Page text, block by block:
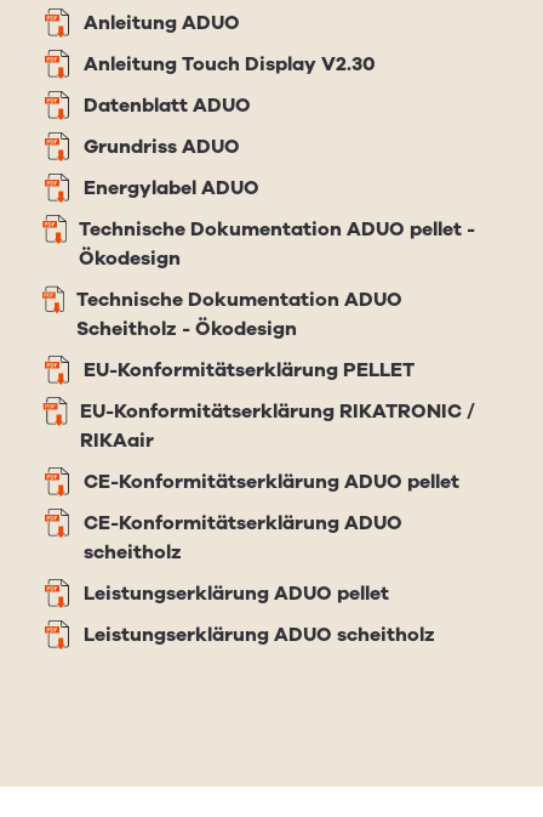
Anleitung ADUO
Anleitung Touch Display V2.30
Datenblatt ADUO
Grundriss ADUO
Energylabel ADUO
Technische Dokumentation ADUO pellet -
Ökodesign
Technische Dokumentation ADUO
Scheitholz - Ökodesign
EU-Konformitätserklärung PELLET
EU-Konformitätserklärung RIKATRONIC /
RIKAair
CE-Konformitätserklärung ADUO pellet
CE-Konformitätserklärung ADUO
scheitholz
Leistungserklärung ADUO pellet
Leistungserklärung ADUO scheitholz